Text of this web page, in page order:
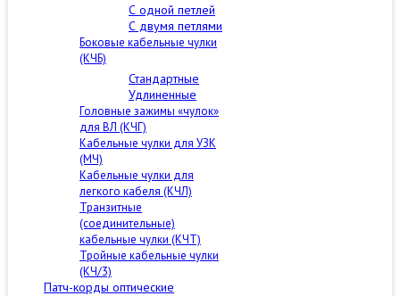
С одной петлей
С двумя петлями
Боковые кабельные чулки
(КЧБ)
Стандартные
Удлиненные
Головные зажимы «чулок»
для ВЛ (КЧГ)
Кабельные чулки для УЗК
(МЧ)
Кабельные чулки для
легкого кабеля (КЧЛ)
Транзитные
(соединительные)
кабельные чулки (КЧТ)
Тройные кабельные чулки
(КЧ/3)
Патч-корды оптические